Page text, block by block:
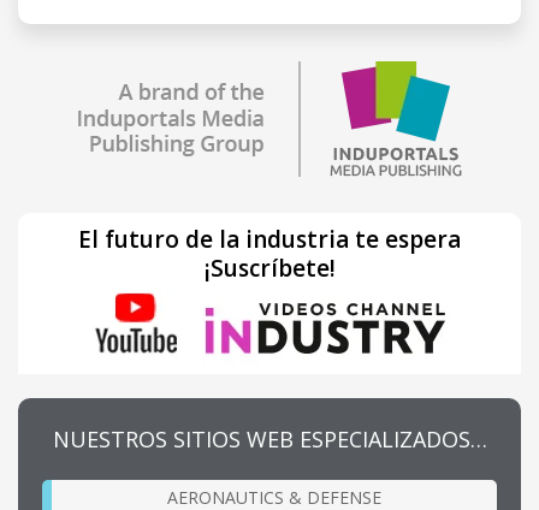
El futuro de la industria te espera
¡Suscríbete!
NUESTROS SITIOS WEB ESPECIALIZADOS…
AERONAUTICS & DEFENSE